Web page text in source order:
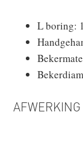
L boring:
AFWERKING